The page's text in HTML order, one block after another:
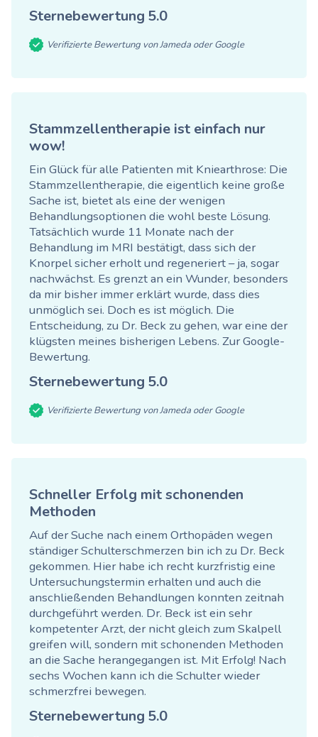
Sternebewertung 5.0
Verifizierte Bewertung von Jameda oder Google
Stammzellentherapie ist einfach nur
wow!
Ein Glück für alle Patienten mit Kniearthrose: Die
Stammzellentherapie, die eigentlich keine große
Sache ist, bietet als eine der wenigen
Behandlungsoptionen die wohl beste Lösung.
Tatsächlich wurde 11 Monate nach der
Behandlung im MRI bestätigt, dass sich der
Knorpel sicher erholt und regeneriert – ja, sogar
nachwächst. Es grenzt an ein Wunder, besonders
da mir bisher immer erklärt wurde, dass dies
unmöglich sei. Doch es ist möglich. Die
Entscheidung, zu Dr. Beck zu gehen, war eine der
klügsten meines bisherigen Lebens. Zur Google-
Bewertung.
Sternebewertung 5.0
Verifizierte Bewertung von Jameda oder Google
Schneller Erfolg mit schonenden
Methoden
Auf der Suche nach einem Orthopäden wegen
ständiger Schulterschmerzen bin ich zu Dr. Beck
gekommen. Hier habe ich recht kurzfristig eine
Untersuchungstermin erhalten und auch die
anschließenden Behandlungen konnten zeitnah
durchgeführt werden. Dr. Beck ist ein sehr
kompetenter Arzt, der nicht gleich zum Skalpell
greifen will, sondern mit schonenden Methoden
an die Sache herangegangen ist. Mit Erfolg! Nach
sechs Wochen kann ich die Schulter wieder
schmerzfrei bewegen.
Sternebewertung 5.0